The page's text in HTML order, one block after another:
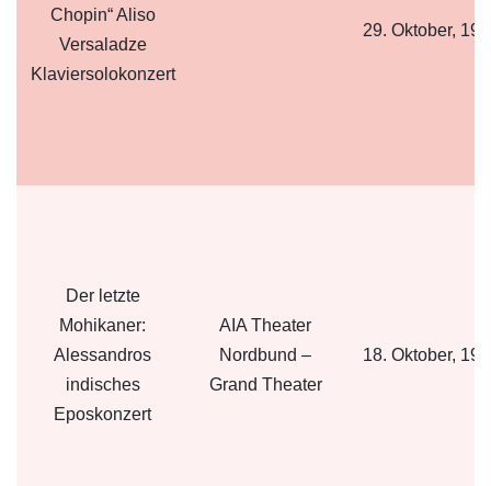
Chopin“ Aliso
Versaladze
Klaviersolokonzert
29. Oktober,
Der letzte
Mohikaner:
Alessandros
indisches
Eposkonzert
AIA Theater
Nordbund –
Grand Theater
18. Oktober,